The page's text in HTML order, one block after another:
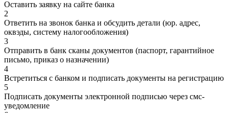
Оставить заявку на сайте банка
2
Ответить на звонок банка и обсудить детали (юр. адрес,
оквэды, систему налогообложения)
3
Отправить в банк сканы документов (паспорт, гарантийное
письмо, приказ о назначении)
4
Встретиться с банком и подписать документы на регистрацию
5
Подписать документы электронной подписью через смс-
уведомление